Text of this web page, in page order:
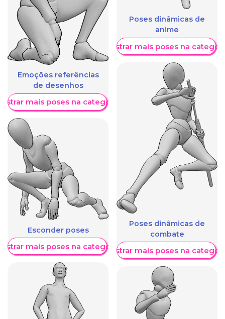
Emoções referências
de desenhos
mais poses na categoria
Esconder poses
mais poses na categoria
Poses dinâmicas de
anime
Mostrar mais poses na
Poses dinâmicas de
combate
Mostrar mais poses na